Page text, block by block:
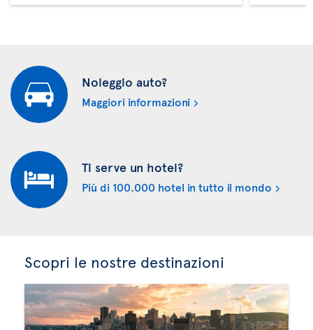
Noleggio auto?
Maggiori informazioni
Ti serve un hotel?
Più di 100.000 hotel in tutto il mondo
Scopri le nostre destinazioni